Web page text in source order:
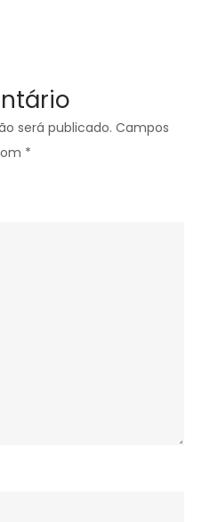
será publicado. Campos
*